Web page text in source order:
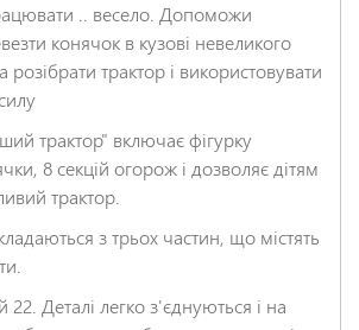
.. весело. Допоможи
конячок в кузові невеликого
трактор і використовувати
трактор" включає фігурку
8 секцій огорож і дозволяє дітям
трактор.
з трьох частин, що містять
22. Деталі легко з'єднуються і на
*